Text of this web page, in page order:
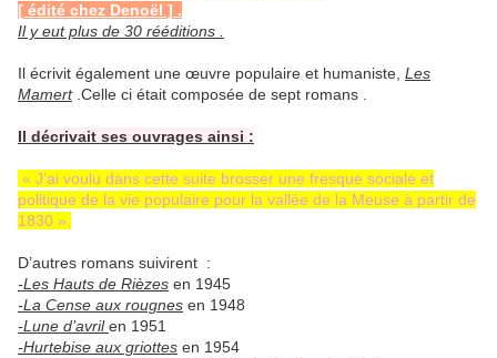
[ édité chez Denoël ] .
Il y eut plus de 30 rééditions .
Il écrivit également une œuvre populaire et humaniste, Les
Mamert.Celle ci était composée de sept romans .
Il décrivait ses ouvrages ainsi :
« J’ai voulu dans cette suite brosser une fresque sociale et
politique de la vie populaire pour la vallée de la Meuse à partir de
1830 ».
D’autres romans suivirent :
-Les Hauts de Rièzes en 1945
-La Cense aux rougnes en 1948
-Lune d’avrilen 1951
-Hurtebise aux griottes en 1954